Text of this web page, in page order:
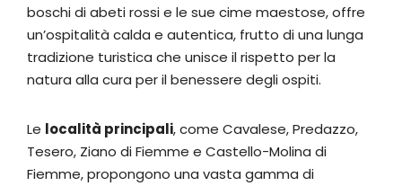
boschi di abeti rossi e le sue cime maestose, offre
un’ospitalità calda e autentica, frutto di una lunga
tradizione turistica che unisce il rispetto per la
natura alla cura per il benessere degli ospiti.
Le località principali, come Cavalese, Predazzo,
Tesero, Ziano di Fiemme e Castello-Molina di
Fiemme, propongono una vasta gamma di